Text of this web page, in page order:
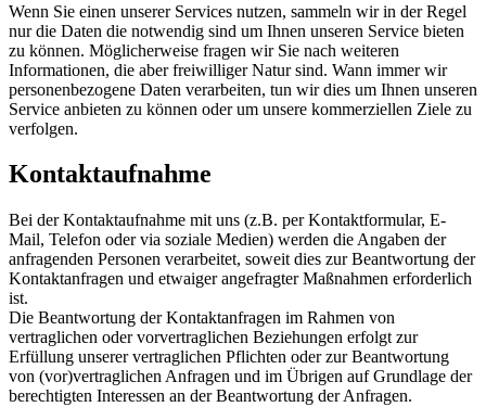
Wenn Sie einen unserer Services nutzen, sammeln wir in der Regel
nur die Daten die notwendig sind um Ihnen unseren Service bieten
zu können. Möglicherweise fragen wir Sie nach weiteren
Informationen, die aber freiwilliger Natur sind. Wann immer wir
personenbezogene Daten verarbeiten, tun wir dies um Ihnen unseren
Service anbieten zu können oder um unsere kommerziellen Ziele zu
verfolgen.
Kontaktaufnahme
Bei der Kontaktaufnahme mit uns (z.B. per Kontaktformular, E-
Mail, Telefon oder via soziale Medien) werden die Angaben der
anfragenden Personen verarbeitet, soweit dies zur Beantwortung der
Kontaktanfragen und etwaiger angefragter Maßnahmen erforderlich
ist.
Die Beantwortung der Kontaktanfragen im Rahmen von
vertraglichen oder vorvertraglichen Beziehungen erfolgt zur
Erfüllung unserer vertraglichen Pflichten oder zur Beantwortung
von (vor)vertraglichen Anfragen und im Übrigen auf Grundlage der
berechtigten Interessen an der Beantwortung der Anfragen.